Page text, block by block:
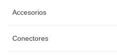
Accesorios
Conectores